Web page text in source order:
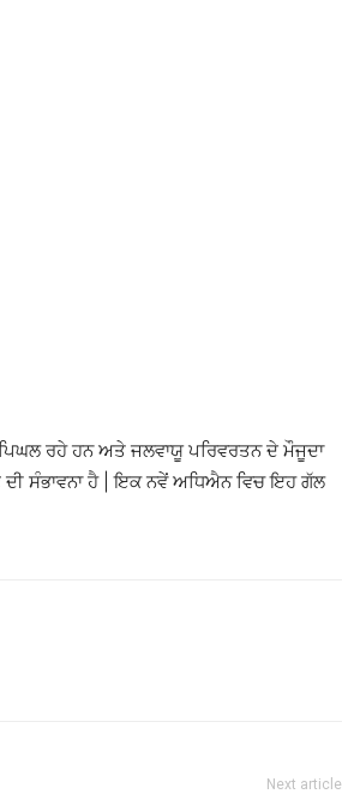
ਰਹੇ ਹਨ ਅਤੇ ਜਲਵਾਯੂ ਪਰਿਵਰਤਨ ਦੇ ਮੌਜੂਦਾ
ਸੰਭਾਵਨਾ ਹੈ | ਇਕ ਨਵੇਂ ਅਧਿਐਨ ਵਿਚ ਇਹ ਗੱਲ
Next article